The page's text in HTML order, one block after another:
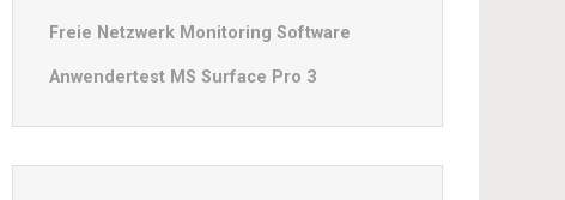
Freie Netzwerk Monitoring Software
Anwendertest MS Surface Pro 3